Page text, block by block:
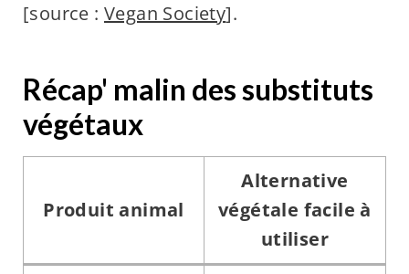
[source : Vegan Society].
Récap' malin des substituts
végétaux
Produit animal
Alternative
végétale facile à
utiliser